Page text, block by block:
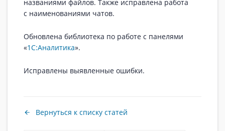
названиями файлов. Также исправлена работа
с наименованиями чатов.
Обновлена библиотека по работе с панелями
«1С:Аналитика».
Исправлены выявленные ошибки.
Вернуться к списку статей